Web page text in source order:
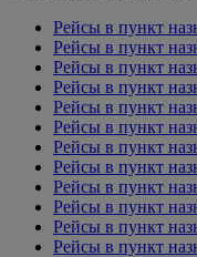
Рейсы в пункт
Рейсы в пункт
Рейсы в пункт
Рейсы в пункт
Рейсы в пункт
Рейсы в пункт
Рейсы в пункт
Рейсы в пункт
Рейсы в пункт
Рейсы в пункт
Рейсы в пункт
Рейсы в пункт